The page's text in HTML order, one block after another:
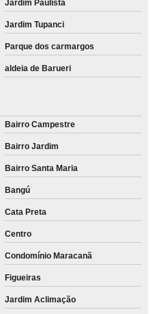
Jardim Paulista
Jardim Tupanci
Parque dos carmargos
aldeia de Barueri
Bairro Campestre
Bairro Jardim
Bairro Santa Maria
Bangú
Cata Preta
Centro
Condomínio Maracanã
Figueiras
Jardim Aclimação